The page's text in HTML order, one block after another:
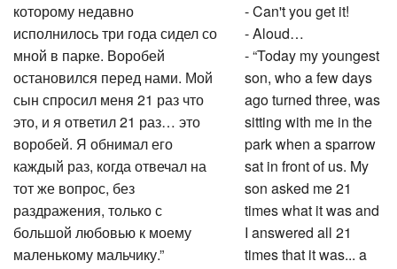
которому недавно
исполнилось три года сидел со
мной в парке. Воробей
остановился перед нами. Мой
сын спросил меня 21 раз что
это, и я ответил 21 раз… это
воробей. Я обнимал его
каждый раз, когда отвечал на
тот же вопрос, без
раздражения, только с
большой любовью к моему
маленькому мальчику.”
- Can't you get it!
- Aloud…
- “Today my youngest
son, who a few days
ago turned three, was
sitting with me in the
park when a sparrow
sat in front of us. My
son asked me 21
times what it was and
I answered all 21
times that it was... a